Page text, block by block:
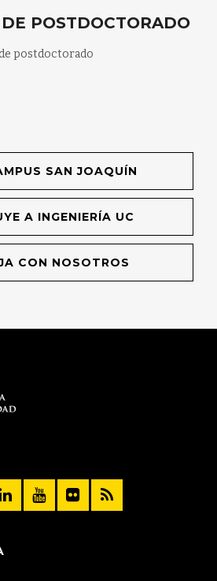
POSTDOCTORADO
postdoctorado
SAN JOAQUÍN
A INGENIERÍA UC
CON NOSOTROS